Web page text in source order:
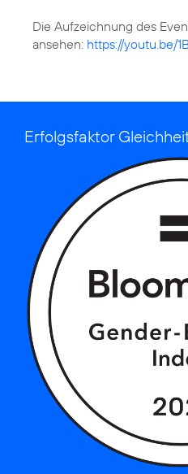
Die Aufzeichnung des
ansehen: https://youtu.be/
Erfolgsfaktor